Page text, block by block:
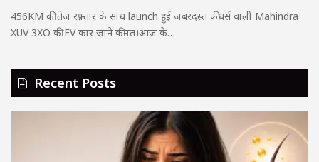
456KM की तेज रफ़्तार के साथ launch हुई जबरदस्त फीचर्स वाली Mahindra
XUV 3XO की EV कार जाने कीमत।आज के…
Recent Posts